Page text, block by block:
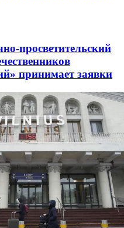
просветительский
принимает заявки